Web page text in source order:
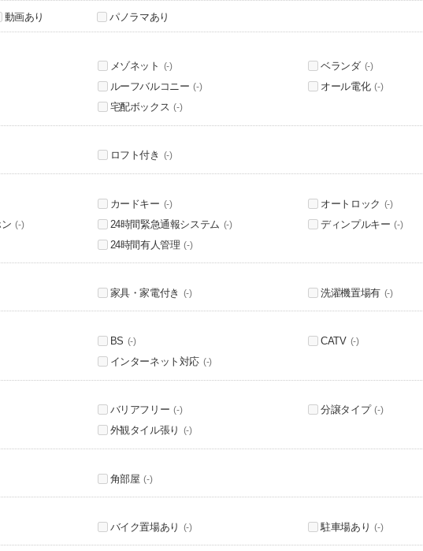
動画あり パノラマあり
メゾネット (-) ベランダ (-)
ルーフバルコニー (-) オール電化 (-)
宅配ボックス (-)
ロフト付き (-)
カードキー (-) オートロック (-)
(-) 24時間緊急通報システム (-) ディンプルキー (-)
24時間有人管理 (-)
家具・家電付き (-) 洗濯機置場有 (-)
BS (-) CATV (-)
インターネット対応 (-)
バリアフリー (-) 分譲タイプ (-)
外観タイル張り (-)
角部屋 (-)
バイク置場あり (-) 駐車場あり (-)